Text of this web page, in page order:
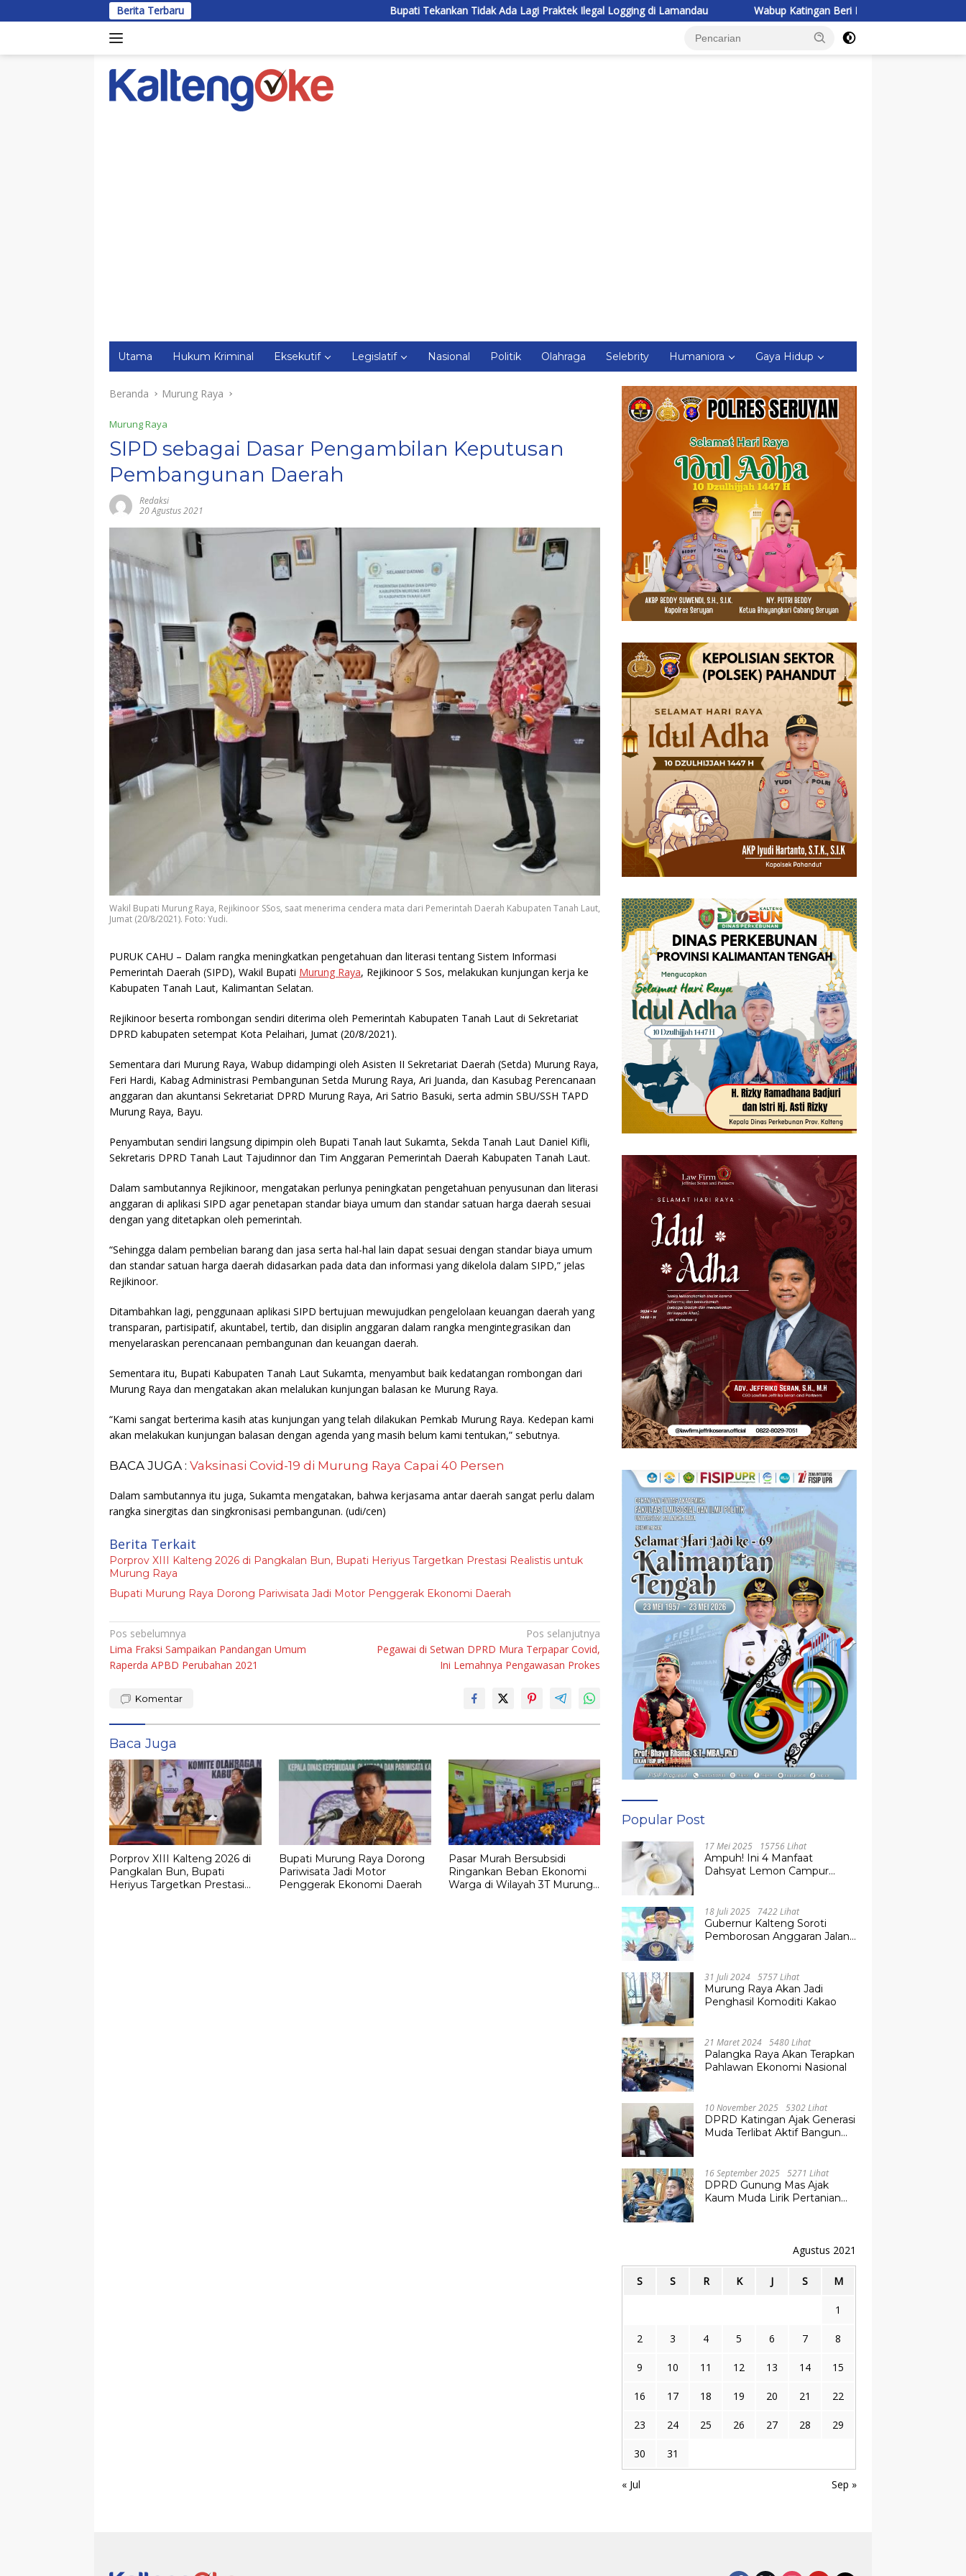
ke
Berita Terbaru Bupati Tekankan Tidak Ada Lagi Praktek Ilegal Logging di Lamandau Wabup Katingan Beri Pembekalan Kontingen Jambore Nasional
Utama Hukum Kriminal Eksekutif Legislatif Nasional Politik Olahraga Selebrity Humaniora Gaya Hidup
Beranda Murung Raya
Murung Raya
SIPD sebagai Dasar Pengambilan Keputusan
Pembangunan Daerah
Redaksi
20 Agustus 2021
Wakil Bupati Murung Raya, Rejikinoor SSos, saat menerima cendera mata dari Pemerintah Daerah Kabupaten Tanah Laut,
Jumat (20/8/2021). Foto: Yudi.
PURUK CAHU – Dalam rangka meningkatkan pengetahuan dan literasi tentang Sistem Informasi
Pemerintah Daerah (SIPD), Wakil Bupati Murung Raya, Rejikinoor S Sos, melakukan kunjungan kerja ke
Kabupaten Tanah Laut, Kalimantan Selatan.
Rejikinoor beserta rombongan sendiri diterima oleh Pemerintah Kabupaten Tanah Laut di Sekretariat
DPRD kabupaten setempat Kota Pelaihari, Jumat (20/8/2021).
Sementara dari Murung Raya, Wabup didampingi oleh Asisten II Sekretariat Daerah (Setda) Murung Raya,
Feri Hardi, Kabag Administrasi Pembangunan Setda Murung Raya, Ari Juanda, dan Kasubag Perencanaan
anggaran dan akuntansi Sekretariat DPRD Murung Raya, Ari Satrio Basuki, serta admin SBU/SSH TAPD
Murung Raya, Bayu.
Penyambutan sendiri langsung dipimpin oleh Bupati Tanah laut Sukamta, Sekda Tanah Laut Daniel Kifli,
Sekretaris DPRD Tanah Laut Tajudinnor dan Tim Anggaran Pemerintah Daerah Kabupaten Tanah Laut.
Dalam sambutannya Rejikinoor, mengatakan perlunya peningkatan pengetahuan penyusunan dan literasi
anggaran di aplikasi SIPD agar penetapan standar biaya umum dan standar satuan harga daerah sesuai
dengan yang ditetapkan oleh pemerintah.
“Sehingga dalam pembelian barang dan jasa serta hal-hal lain dapat sesuai dengan standar biaya umum
dan standar satuan harga daerah didasarkan pada data dan informasi yang dikelola dalam SIPD,” jelas
Rejikinoor.
Ditambahkan lagi, penggunaan aplikasi SIPD bertujuan mewujudkan pengelolaan keuangan daerah yang
transparan, partisipatif, akuntabel, tertib, dan disiplin anggaran dalam rangka mengintegrasikan dan
menyelaraskan perencanaan pembangunan dan keuangan daerah.
Sementara itu, Bupati Kabupaten Tanah Laut Sukamta, menyambut baik kedatangan rombongan dari
Murung Raya dan mengatakan akan melalukan kunjungan balasan ke Murung Raya.
“Kami sangat berterima kasih atas kunjungan yang telah dilakukan Pemkab Murung Raya. Kedepan kami
akan melakukan kunjungan balasan dengan agenda yang masih belum kami tentukan,” sebutnya.
BACA JUGA : Vaksinasi Covid-19 di Murung Raya Capai 40 Persen
Dalam sambutannya itu juga, Sukamta mengatakan, bahwa kerjasama antar daerah sangat perlu dalam
rangka sinergitas dan singkronisasi pembangunan. (udi/cen)
Berita Terkait
Porprov XIII Kalteng 2026 di Pangkalan Bun, Bupati Heriyus Targetkan Prestasi Realistis untuk
Murung Raya
Bupati Murung Raya Dorong Pariwisata Jadi Motor Penggerak Ekonomi Daerah
Navigasi
pos
Pos sebelumnya
Lima Fraksi Sampaikan Pandangan Umum
Raperda APBD Perubahan 2021
Pos selanjutnya
Pegawai di Setwan DPRD Mura Terpapar Covid,
Ini Lemahnya Pengawasan Prokes
Komentar
Baca Juga
Porprov XIII Kalteng 2026 di
Pangkalan Bun, Bupati
Heriyus Targetkan Prestasi
Bupati Murung Raya Dorong
Pariwisata Jadi Motor
Penggerak Ekonomi Daerah
Pasar Murah Bersubsidi
Ringankan Beban Ekonomi
Warga di Wilayah 3T Murung
Popular Post
17 Mei 2025 15756 Lihat
Ampuh! Ini 4 Manfaat
Dahsyat Lemon Campur
18 Juli 2025 7422 Lihat
Gubernur Kalteng Soroti
Pemborosan Anggaran Jalan
31 Juli 2024 5757 Lihat
Murung Raya Akan Jadi
Penghasil Komoditi Kakao
21 Maret 2024 5480 Lihat
Palangka Raya Akan Terapkan
Pahlawan Ekonomi Nasional
10 November 2025 5302 Lihat
DPRD Katingan Ajak Generasi
Muda Terlibat Aktif Bangun
16 September 2025 5271 Lihat
DPRD Gunung Mas Ajak
Kaum Muda Lirik Pertanian
Agustus 2021
S S R K J S M
1
2 3 4 5 6 7 8
9 10 11 12 13 14 15
16 17 18 19 20 21 22
23 24 25 26 27 28 29
30 31
« Jul Sep »